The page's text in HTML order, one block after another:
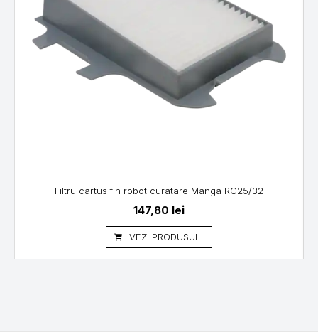
Filtru cartus fin robot curatare Manga RC25/32
147,80 lei
VEZI PRODUSUL